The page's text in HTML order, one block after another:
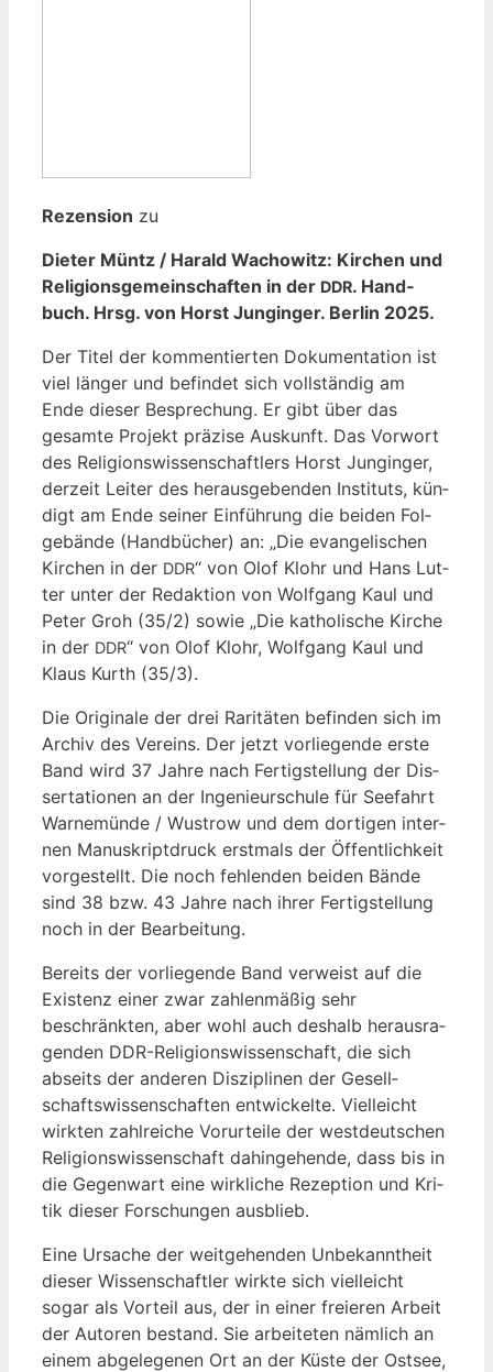
Rezen­si­on zu
Die­ter Müntz / Harald Wacho­witz: Kir­chen und
Reli­gi­ons­ge­mein­schaf­ten in der DDR. Hand­
buch. Hrsg. von Horst Jung­in­ger. Ber­lin 2025.
Der Titel der kom­men­tier­ten Doku­men­ta­ti­on ist
viel län­ger und befin­det sich voll­stän­dig am
Ende die­ser Bespre­chung. Er gibt über das
gesam­te Pro­jekt prä­zi­se Aus­kunft. Das Vor­wort
des Reli­gi­ons­wis­sen­schaft­lers Horst Jung­in­ger,
der­zeit Lei­ter des her­aus­ge­ben­den Insti­tuts, kün­
digt am Ende sei­ner Ein­füh­rung die bei­den Fol­
ge­bän­de (Hand­bü­cher) an: „Die evan­ge­li­schen
Kir­chen in der DDR“ von Olof Klohr und Hans Lut­
ter unter der Redak­ti­on von Wolf­gang Kaul und
Peter Groh (35/2) sowie „Die katho­li­sche Kir­che
in der DDR“ von Olof Klohr, Wolf­gang Kaul und
Klaus Kurth (35/3).
Die Ori­gi­na­le der drei Rari­tä­ten befin­den sich im
Archiv des Ver­eins. Der jetzt vor­lie­gen­de ers­te
Band wird 37 Jah­re nach Fer­tig­stel­lung der Dis­
ser­ta­tio­nen an der Inge­nieur­schu­le für See­fahrt
War­ne­mün­de / Wus­trow und dem dor­ti­gen inter­
nen Manu­skript­druck erst­mals der Öffent­lich­keit
vor­ge­stellt. Die noch feh­len­den bei­den Bän­de
sind 38 bzw. 43 Jah­re nach ihrer Fer­tig­stel­lung
noch in der Bearbeitung.
Bereits der vor­lie­gen­de Band ver­weist auf die
Exis­tenz einer zwar zah­len­mä­ßig sehr
beschränk­ten, aber wohl auch des­halb her­aus­ra­
gen­den DDR-Reli­gi­ons­wis­sen­schaft, die sich
abseits der ande­ren Dis­zi­pli­nen der Gesell­
schafts­wis­sen­schaf­ten ent­wi­ckel­te. Viel­leicht
wirk­ten zahl­rei­che Vor­ur­tei­le der west­deut­schen
Reli­gi­ons­wis­sen­schaft dahin­ge­hen­de, dass bis in
die Gegen­wart eine wirk­li­che Rezep­ti­on und Kri­
tik die­ser For­schun­gen ausblieb.
Eine Ursa­che der weit­ge­hen­den Unbe­kannt­heit
die­ser Wis­sen­schaft­ler wirk­te sich viel­leicht
sogar als Vor­teil aus, der in einer freie­ren Arbeit
der Autoren bestand. Sie arbei­te­ten näm­lich an
einem abge­le­ge­nen Ort an der Küs­te der Ost­see,